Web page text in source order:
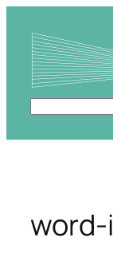
contenu
Rechercher